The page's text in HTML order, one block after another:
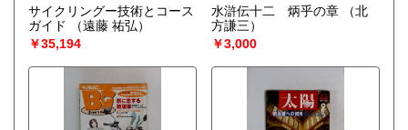
サイクリングー技術とコース
ガイド
（遠藤 祐弘）
￥35,194
水滸伝十二 炳乎の章
（北
方謙三）
￥3,000